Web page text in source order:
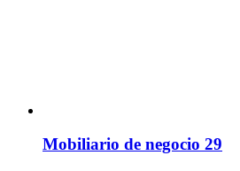
Mobiliario de negocio 29